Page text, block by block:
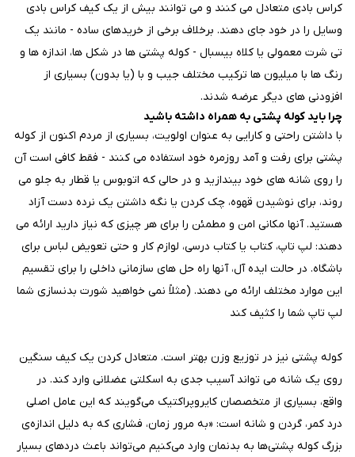
کراس بادی متعادل می کنند و می توانند بیش از یک کیف کراس بادی
وسایل را در خود جای دهند. برخلاف برخی از خریدهای ساده - مانند یک
تی شرت معمولی یا کلاه بیسبال - کوله پشتی ها در شکل ها، اندازه ها و
رنگ ها با میلیون ها ترکیب مختلف جیب و با (یا بدون) بسیاری از
افزودنی های دیگر عرضه شدند.
چرا باید کوله پشتی به همراه داشته باشید
با داشتن راحتی و کارایی به عنوان اولویت، بسیاری از مردم اکنون از کوله
پشتی برای رفت و آمد روزمره خود استفاده می کنند - فقط کافی است آن
را روی شانه های خود بیندازید و در حالی که اتوبوس یا قطار به جلو می
روند، برای نوشیدن قهوه، چک کردن یا نگه داشتن یک نرده دست آزاد
هستید. آنها مکانی امن و مطمئن را برای هر چیزی که نیاز دارید ارائه می
دهند: لپ تاپ، کتاب یا کتاب درسی، لوازم کار و حتی تعویض لباس برای
باشگاه. در حالت ایده آل، آنها راه حل های سازمانی داخلی را برای تقسیم
این موارد مختلف ارائه می دهند. (مثلاً نمی خواهید شورت بدنسازی شما
لپ تاپ شما را کثیف کند
کوله پشتی نیز در توزیع وزن بهتر است. متعادل کردن یک کیف سنگین
روی یک شانه می تواند آسیب جدی به اسکلتی عضلانی وارد کند. در
واقع، بسیاری از متخصصان کایروپراکتیک می‌گویند که این عامل اصلی
درد کمر، گردن و شانه است: «به مرور زمان، فشاری که به دلیل اندازه‌ی
بزرگ کوله پشتی‌ها به بدنمان وارد می‌کنیم می‌تواند باعث دردهای بسیار